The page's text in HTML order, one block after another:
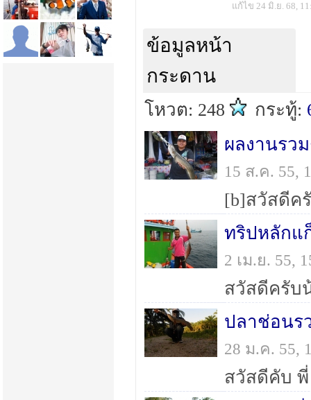
แก้ไข 24 มิ.ย. 68,
ข้อมูลหน้า
กระดาน
โหวต: 248 กระทู้:
15 ส.ค. 55,
2 เม.ย. 55,
28 ม.ค. 55,